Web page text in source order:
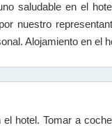
saludable en el
nuestro
Alojamiento en el
hotel. Tomar a